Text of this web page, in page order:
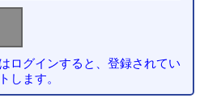
ログインすると、登録されてい
します。